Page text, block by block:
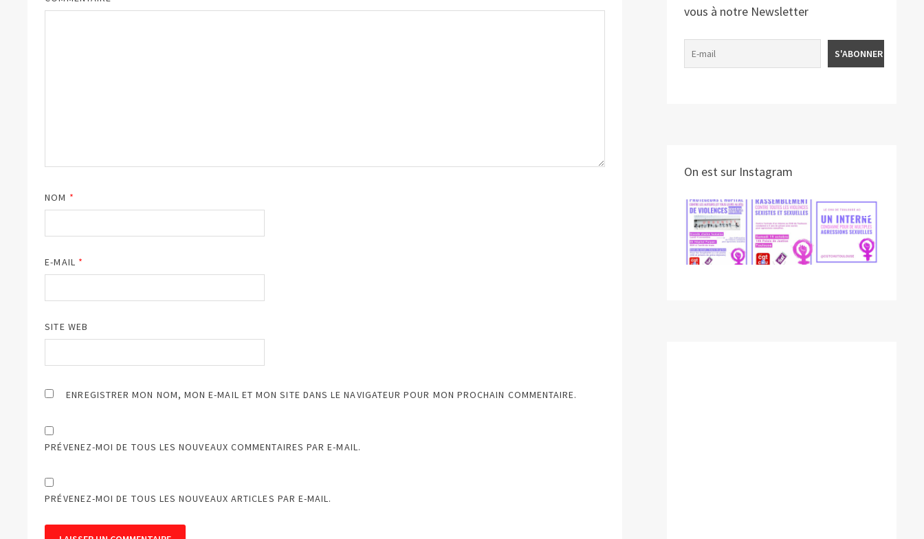
NOM *
E-MAIL *
SITE WEB
ENREGISTRER MON NOM, MON E-MAIL ET MON SITE DANS LE NAVIGATEUR POUR MON PROCHAIN COMMENTAIRE.
PRÉVENEZ-MOI DE TOUS LES NOUVEAUX COMMENTAIRES PAR E-MAIL.
PRÉVENEZ-MOI DE TOUS LES NOUVEAUX ARTICLES PAR E-MAIL.
vous à notre Newsletter
On est sur Instagram